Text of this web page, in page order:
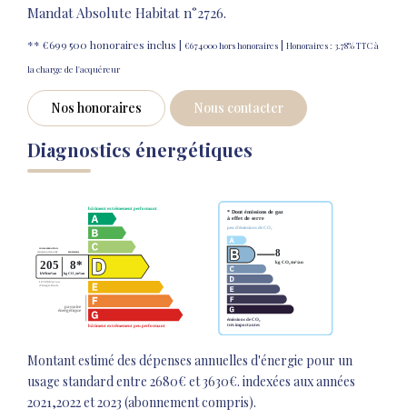
Mandat Absolute Habitat n°2726.
** €699 500 honoraires inclus | €674 000hors honoraires | Honoraires : 3.78% TTC à
la charge de l'acquéreur
Nos honoraires Nous contacter
Diagnostics énergétiques
Montant estimé des dépenses annuelles d'énergie pour un
usage standard entre 2680€ et 3630€. indexées aux années
2021,2022 et 2023 (abonnement compris).